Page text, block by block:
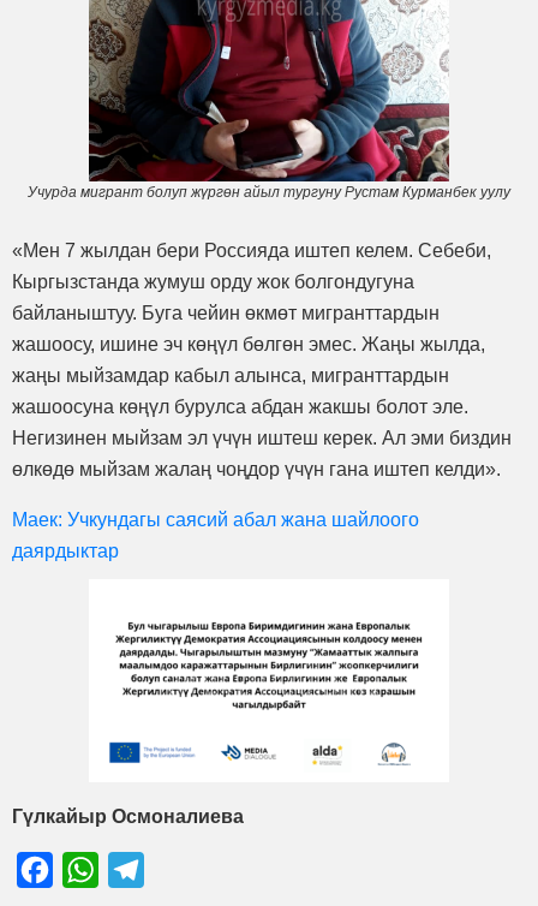
Учурда мигрант болуп жүргөн айыл тургуну Рустам Курманбек уулу
«Мен 7 жылдан бери Россияда иштеп келем. Себеби,
Кыргызстанда жумуш орду жок болгондугуна
байланыштуу. Буга чейин өкмөт мигранттардын
жашоосу, ишине эч көңүл бөлгөн эмес. Жаңы жылда,
жаңы мыйзамдар кабыл алынса, мигранттардын
жашоосуна көңүл бурулса абдан жакшы болот эле.
Негизинен мыйзам эл үчүн иштеш керек. Ал эми биздин
өлкөдө мыйзам жалаң чоңдор үчүн гана иштеп келди».
Маек: Учкундагы саясий абал жана шайлоого
даярдыктар
Гүлкайыр Осмоналиева
FacebookWhatsApp